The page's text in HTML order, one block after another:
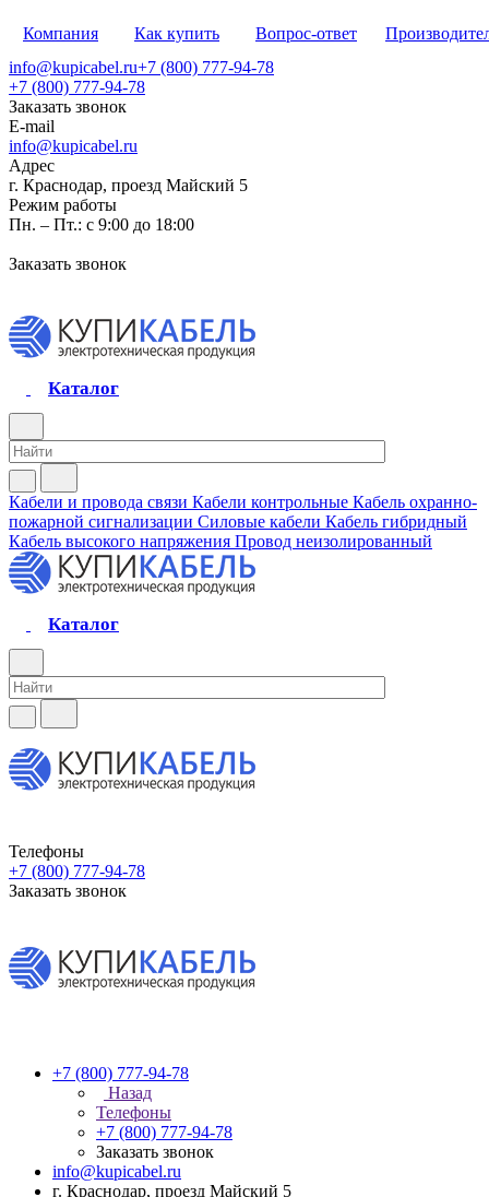
Компания Как купить Вопрос-ответ
info@kupicabel.ru+7 (800) 777-94-78
+7 (800) 777-94-78
Заказать звонок
E-mail
info@kupicabel.ru
Адрес
г. Краснодар, проезд Майский 5
Режим работы
Пн. – Пт.: с 9:00 до 18:00
Заказать звонок
Каталог
Кабели и провода связи Кабели контрольные Кабель охранно-
пожарной сигнализации Силовые кабели Кабель гибридный
Кабель высокого напряжения Провод неизолированный
Каталог
Телефоны
+7 (800) 777-94-78
Заказать звонок
+7 (800) 777-94-78
Назад
Телефоны
+7 (800) 777-94-78
Заказать звонок
info@kupicabel.ru
г. Краснодар, проезд Майский 5